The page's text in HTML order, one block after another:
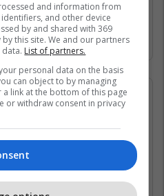
në gjendje të arrijnë
të bllokadës
mund të
e Hormuzit?
and information from
and other device
by and shared with 369
this site. We and our partners
List of partners.
personal data on the basis
can object to by managing
link at the bottom of this page
or withdraw consent in privacy